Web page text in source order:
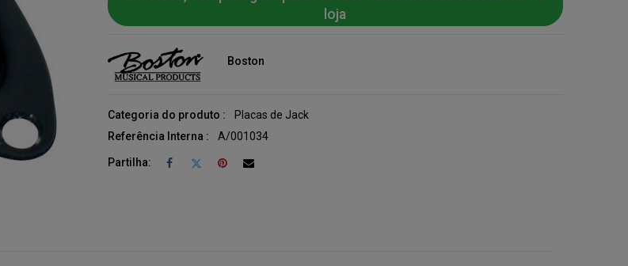
loja
Boston
Categoria do produto :
Placas de Jack
Referência Interna :
A/001034
Partilha: